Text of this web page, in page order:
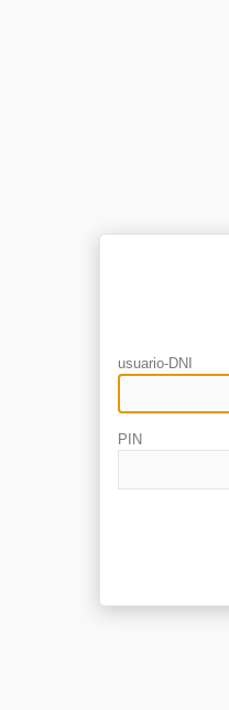
usuario-DNI
PIN